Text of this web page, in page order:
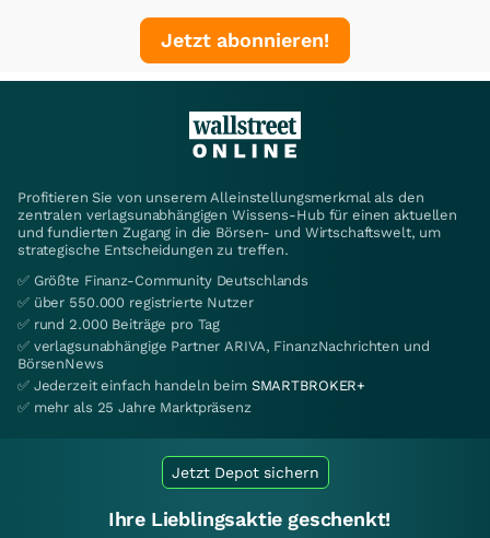
Jetzt abonnieren!
Profitieren Sie von unserem Alleinstellungsmerkmal als den
zentralen verlagsunabhängigen Wissens-Hub für einen aktuellen
und fundierten Zugang in die Börsen- und Wirtschaftswelt, um
strategische Entscheidungen zu treffen.
✅ Größte Finanz-Community Deutschlands
✅ über 550.000 registrierte Nutzer
✅ rund 2.000 Beiträge pro Tag
✅ verlagsunabhängige Partner ARIVA, FinanzNachrichten und
BörsenNews
✅ Jederzeit einfach handeln beim SMARTBROKER+
✅ mehr als 25 Jahre Marktpräsenz
Jetzt Depot sichern
Ihre Lieblingsaktie geschenkt!